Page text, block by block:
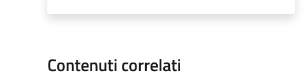
Contenuti correlati